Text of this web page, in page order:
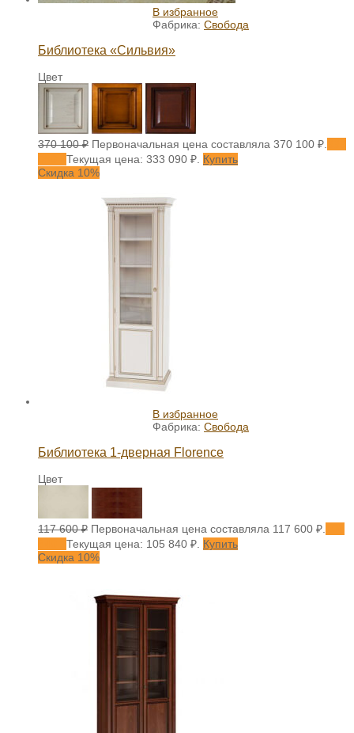
В избранное
Фабрика: Свобода
Библиотека «Сильвия»
Цвет
370 100₽ Первоначальная цена составляла 370 100 ₽.
Текущая цена: 333 090 ₽. Купить
Скидка 10%
В избранное
Фабрика: Свобода
Библиотека 1-дверная Florence
Цвет
117 600₽ Первоначальная цена составляла 117 600 ₽.
Текущая цена: 105 840 ₽. Купить
Скидка 10%